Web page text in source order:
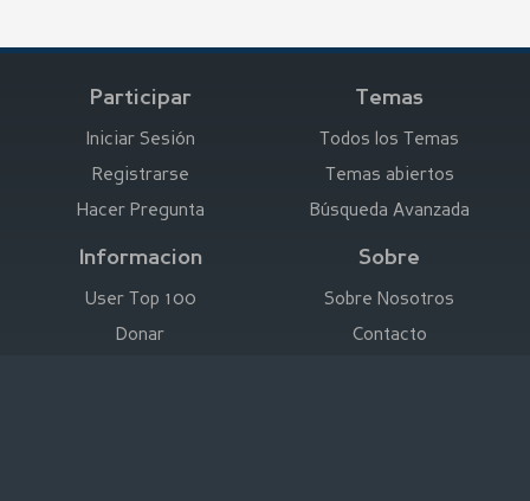
Participar
Iniciar Sesión
Registrarse
Hacer Pregunta
Temas
Todos los Temas
Temas abiertos
Búsqueda Avanzada
Informacion
User Top 100
Donar
Sobre
Sobre Nosotros
Contacto